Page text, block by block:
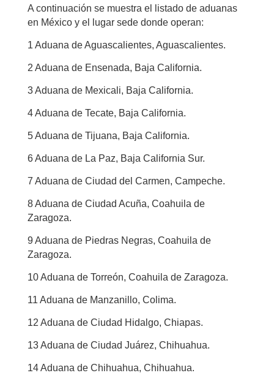
A continuación se muestra el listado de aduanas
en México y el lugar sede donde operan:
1 Aduana de Aguascalientes, Aguascalientes.
2 Aduana de Ensenada, Baja California.
3 Aduana de Mexicali, Baja California.
4 Aduana de Tecate, Baja California.
5 Aduana de Tijuana, Baja California.
6 Aduana de La Paz, Baja California Sur.
7 Aduana de Ciudad del Carmen, Campeche.
8 Aduana de Ciudad Acuña, Coahuila de
Zaragoza.
9 Aduana de Piedras Negras, Coahuila de
Zaragoza.
10 Aduana de Torreón, Coahuila de Zaragoza.
11 Aduana de Manzanillo, Colima.
12 Aduana de Ciudad Hidalgo, Chiapas.
13 Aduana de Ciudad Juárez, Chihuahua.
14 Aduana de Chihuahua, Chihuahua.